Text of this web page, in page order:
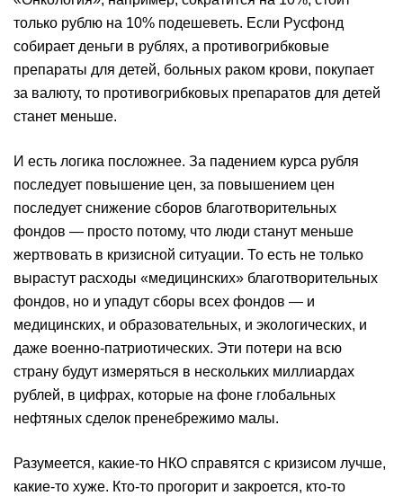
только рублю на 10% подешеветь. Если Русфонд
собирает деньги в рублях, а противогрибковые
препараты для детей, больных раком крови, покупает
за валюту, то противогрибковых препаратов для детей
станет меньше.
И есть логика посложнее. За падением курса рубля
последует повышение цен, за повышением цен
последует снижение сборов благотворительных
фондов — просто потому, что люди станут меньше
жертвовать в кризисной ситуации. То есть не только
вырастут расходы «медицинских» благотворительных
фондов, но и упадут сборы всех фондов — и
медицинских, и образовательных, и экологических, и
даже военно-патриотических. Эти потери на всю
страну будут измеряться в нескольких миллиардах
рублей, в цифрах, которые на фоне глобальных
нефтяных сделок пренебрежимо малы.
Разумеется, какие-то НКО справятся с кризисом лучше,
какие-то хуже. Кто-то прогорит и закроется, кто-то